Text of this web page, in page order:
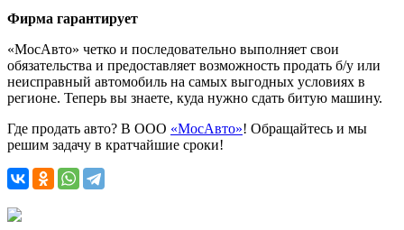
Фирма гарантирует
«МосАвто» четко и последовательно выполняет свои
обязательства и предоставляет возможность продать б/у или
неисправный автомобиль на самых выгодных условиях в
регионе. Теперь вы знаете, куда нужно сдать битую машину.
Где продать авто? В ООО «МосАвто»! Обращайтесь и мы
решим задачу в кратчайшие сроки!